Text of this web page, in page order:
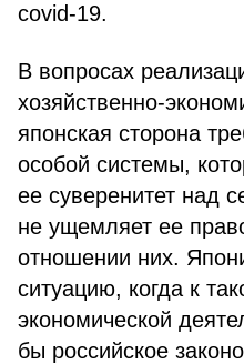
covid-19.
В вопросах
хозяйственно-
японская сторона
особой системы,
ее суверенитет над
не ущемляет ее
отношении них.
ситуацию, когда к
экономической
бы российское